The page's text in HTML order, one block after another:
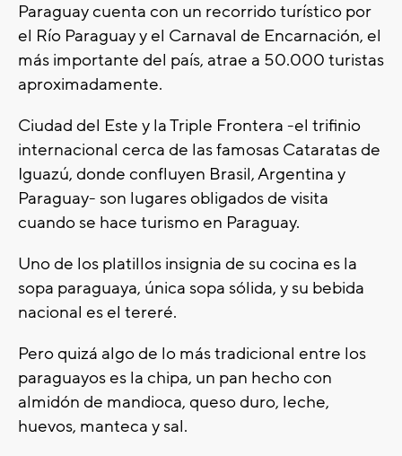
Paraguay cuenta con un recorrido turístico por
el Río Paraguay y el Carnaval de Encarnación, el
más importante del país, atrae a 50.000 turistas
aproximadamente.
Ciudad del Este y la Triple Frontera -el trifinio
internacional cerca de las famosas Cataratas de
Iguazú, donde confluyen Brasil, Argentina y
Paraguay- son lugares obligados de visita
cuando se hace turismo en Paraguay.
Uno de los platillos insignia de su cocina es la
sopa paraguaya, única sopa sólida, y su bebida
nacional es el tereré.
Pero quizá algo de lo más tradicional entre los
paraguayos es la chipa, un pan hecho con
almidón de mandioca, queso duro, leche,
huevos, manteca y sal.